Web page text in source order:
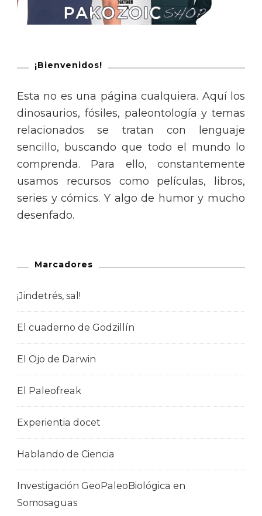
¡Bienvenidos!
Esta no es una página cualquiera. Aquí los
dinosaurios, fósiles, paleontología y temas
relacionados se tratan con lenguaje
sencillo, buscando que todo el mundo lo
comprenda. Para ello, constantemente
usamos recursos como películas, libros,
series y cómics. Y algo de humor y mucho
desenfado.
Marcadores
¡Jindetrés, sal!
El cuaderno de Godzillín
El Ojo de Darwin
El Paleofreak
Experientia docet
Hablando de Ciencia
Investigación GeoPaleoBiológica en
Somosaguas